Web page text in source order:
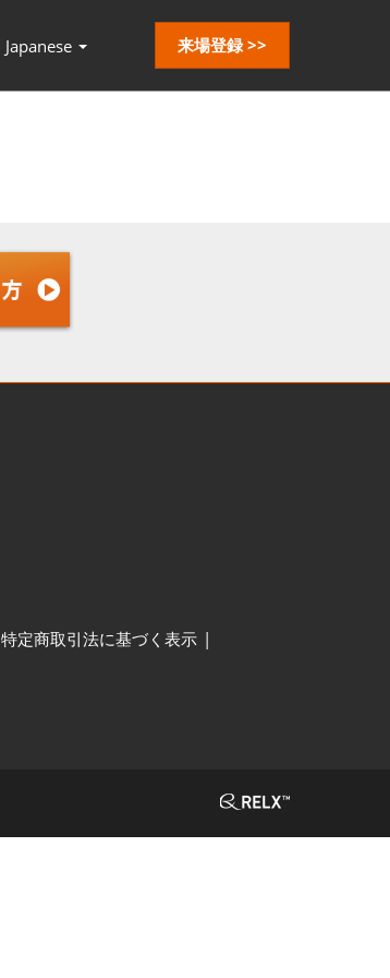
Japanese 来場登録 >>
特定商取引法に基づく表示